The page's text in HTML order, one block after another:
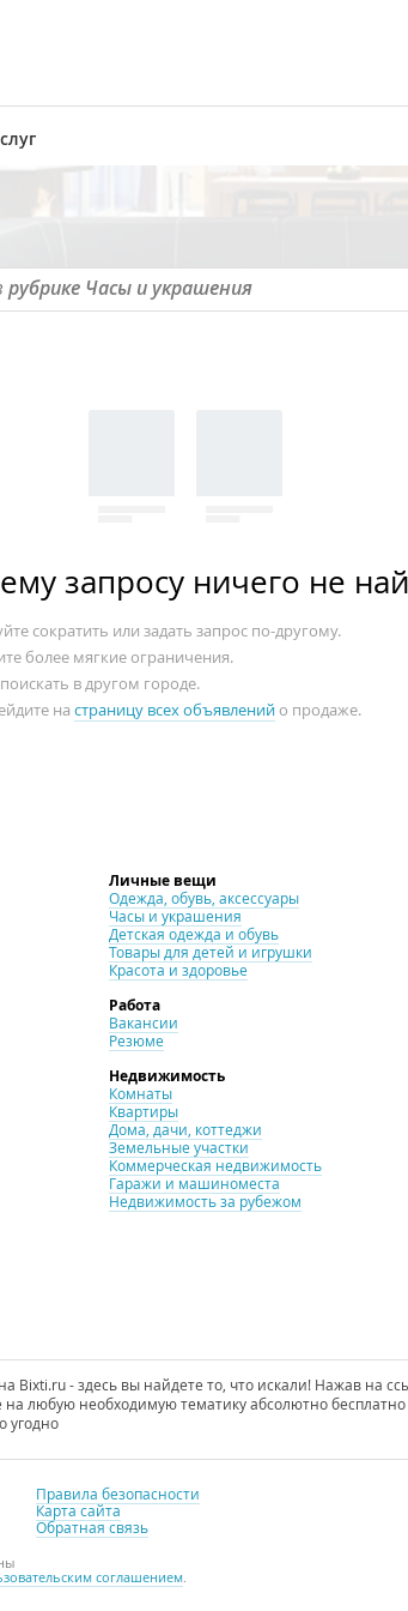
рубрике Часы и украшения
запросу ничего не
сократить или задать запрос по-другому.
более мягкие ограничения.
в другом городе.
на страницу всех объявленийо продаже.
Личные вещи
Одежда, обувь, аксессуары
Часы и украшения
Детская одежда и обувь
Товары для детей и игрушки
Красота и здоровье
Работа
Вакансии
Резюме
Недвижимость
Комнаты
Квартиры
Дома, дачи, коттеджи
Земельные участки
Коммерческая недвижимость
Гаражи и машиноместа
Недвижимость за рубежом
Bixti.ru - здесь вы найдете то, что искали! Нажав на
любую необходимую тематику абсолютно
угодно
Правила безопасности
Карта сайта
Обратная связь
соглашением.